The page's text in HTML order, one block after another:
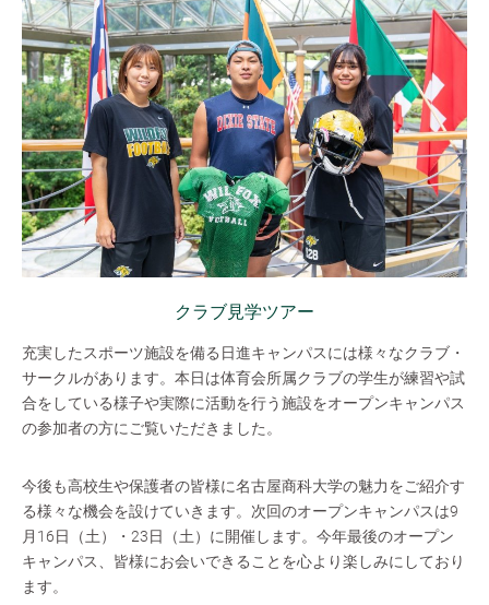
クラブ見学ツアー
充実したスポーツ施設を備る日進キャンパスには様々なクラブ・
サークルがあります。本日は体育会所属クラブの学生が練習や試
合をしている様子や実際に活動を行う施設をオープンキャンパス
の参加者の方にご覧いただきました。
今後も高校生や保護者の皆様に名古屋商科大学の魅力をご紹介す
る様々な機会を設けていきます。次回のオープンキャンパスは9
月16日（土）・23日（土）に開催します。今年最後のオープン
キャンパス、皆様にお会いできることを心より楽しみにしており
ます。